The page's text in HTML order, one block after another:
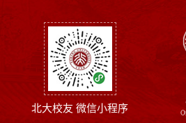
北大校友 微信小程序